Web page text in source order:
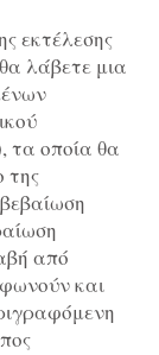
εκτέλεσης
λάβετε μια
τα οποία θα
της
από
και